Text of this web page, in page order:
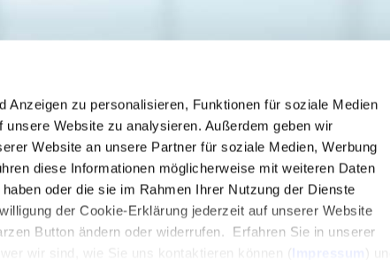
Anzeigen zu personalisieren, Funktionen für soziale Medien
Website zu analysieren. Außerdem geben wir
Website an unsere Partner für soziale Medien, Werbung
diese Informationen möglicherweise mit weiteren Daten
oder die sie im Rahmen Ihrer Nutzung der Dienste
der Cookie-Erklärung jederzeit auf unserer Website
Button ändern oder widerrufen. Erfahren Sie in unserer
wir sind, wie Sie uns kontaktieren können ( ) und
ALLROUND SERVICES Barmeier GmbH
Wupperstr. 4
65201 Wiesbaden
- Schierstein